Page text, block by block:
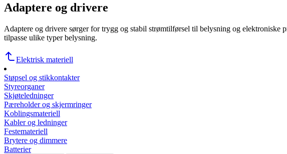
Adaptere og drivere
Adaptere og drivere sørger for trygg og stabil strømtilførsel til belysning og
tilpasse ulike typer belysning.
Elektrisk materiell
Støpsel og stikkontakter
Styreorganer
Skjøteledninger
Pæreholder og skjermringer
Koblingsmateriell
Kabler og ledninger
Festemateriell
Brytere og dimmere
Batterier